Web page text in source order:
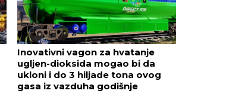
Inovativni vagon za hvatanje
ugljen-dioksida mogao bi da
ukloni i do 3 hiljade tona ovog
gasa iz vazduha godišnje